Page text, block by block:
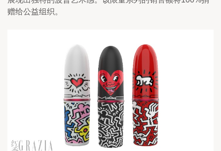
赠给公益组织。